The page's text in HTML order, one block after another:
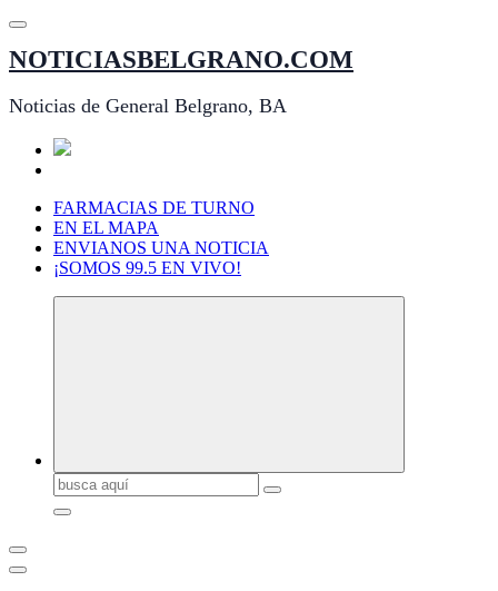
Saltar
contenido
NOTICIASBELGRANO.COM
Noticias de General Belgrano, BA
FARMACIAS DE TURNO
EN EL MAPA
ENVIANOS UNA NOTICIA
¡SOMOS 99.5 EN VIVO!
Buscar: